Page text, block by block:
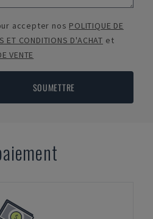
accepter nos POLITIQUE DE
ET CONDITIONS D'ACHAT et
VENTE
SOUMETTRE